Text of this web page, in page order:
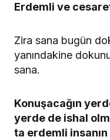
Erdemli ve
Zira sana bugün
yanındakine
sana.
Konuşacağın
yerde de ishal
ta erdemli